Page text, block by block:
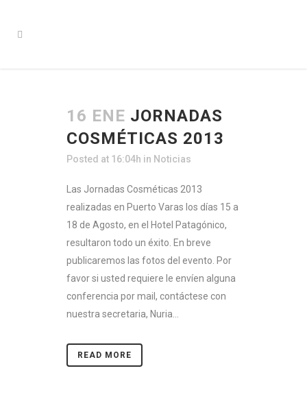
16 ENE JORNADAS
COSMÉTICAS 2013
Posted at 16:04h in Noticias
Las Jornadas Cosméticas 2013
realizadas en Puerto Varas los días 15 a
18 de Agosto, en el Hotel Patagónico,
resultaron todo un éxito. En breve
publicaremos las fotos del evento. Por
favor si usted requiere le envíen alguna
conferencia por mail, contáctese con
nuestra secretaria, Nuria...
READ MORE